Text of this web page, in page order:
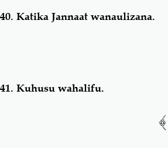
40. Katika Jannaat wanaulizana.
41. Kuhusu wahalifu.